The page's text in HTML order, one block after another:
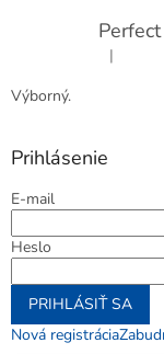
|
Výborný.
Prihlásenie
E-mail
Heslo
PRIHLÁSIŤ SA
Nová registrácia